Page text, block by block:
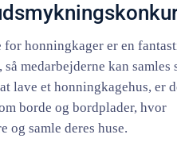
honningkager er en
medarbejderne kan samles
lave et honningkagehus, er
borde og bordplader, hvor
og samle deres huse.